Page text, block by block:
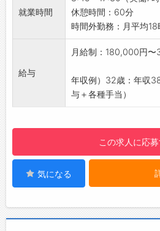
■同期会・趣味同好会
会社が援助）
制度です♪
ナーズホテル）・グ
（リゾートマンション
士でのリフレッシュ
■月2回の2連休日を導
・自動車販売会社で
斉休日を確保し、プ
図っています◎
・成長速度に合わせて
で、日々成長できま
【研修制度】
・日産資格取得のため
・メーカー研修
・IT研修
【資格取得支援制度あ
・資格取得費用は全額
・資格取得時に取得
・面倒見が良い先輩
【年間休日110日！】
・休日と仕事のメリハ
も安心して働ける環境
・働き方改革として、
ーム分けをして交代
【やりがい】
・エーミングやハイ
従来の繰り返し業務
ていく必要があります
【研修制度・ステップ
・製品やサービスに
就業時間
休憩時間：60分
時間外勤務：月平均18
給与
月給制：180,000円
年収例）32歳：年収
与＋各種手当）
この求人に応募
気になる